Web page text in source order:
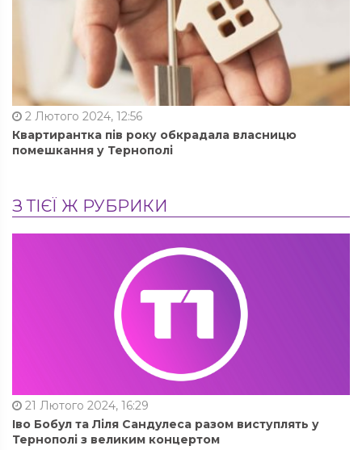
2 Лютого 2024, 12:56
Квартирантка пів року обкрадала власницю
помешкання у Тернополі
З ТІЄЇ Ж РУБРИКИ
21 Лютого 2024, 16:29
Іво Бобул та Ліля Сандулеса разом виступлять у
Тернополі з великим концертом